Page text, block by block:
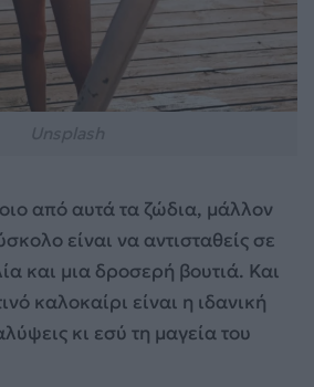
από αυτά τα ζώδια, μάλλον
είναι να αντισταθείς σε
και μια δροσερή βουτιά. Και
καλοκαίρι είναι η ιδανική
κι εσύ τη μαγεία του